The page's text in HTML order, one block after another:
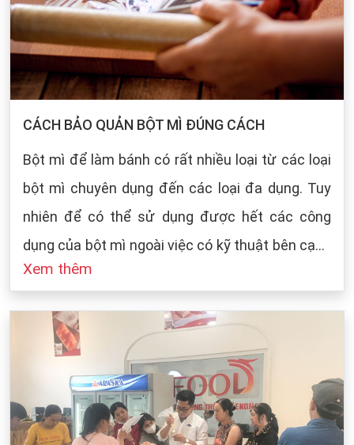
CÁCH BẢO QUẢN BỘT MÌ ĐÚNG CÁCH
Bột mì để làm bánh có rất nhiều loại từ các loại
bột mì chuyên dụng đến các loại đa dụng. Tuy
nhiên để có thể sử dụng được hết các công
dụng của bột mì ngoài việc có kỹ thuật bên cạnh
đó cũng dựa vào sự bảo quản của chúng ta khi
cách bảo quản chung cho các loại bột mì:
Xem thêm